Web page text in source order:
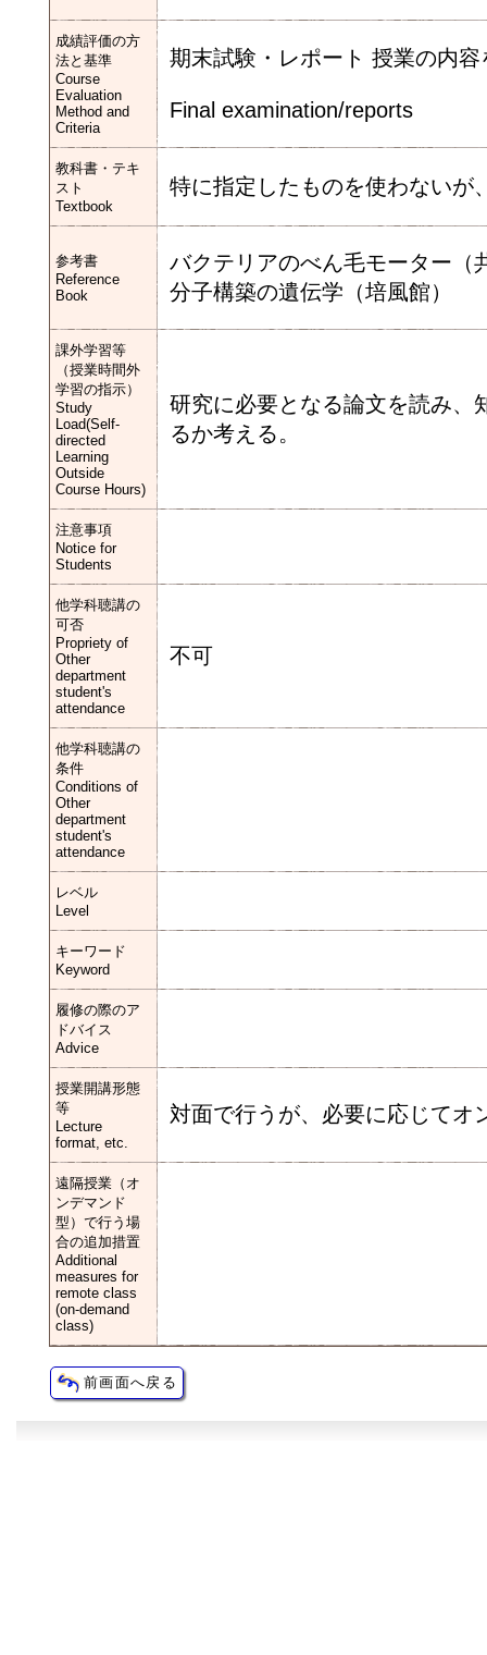
成績評価の方
法と基準
Course
Evaluation
Method and
Criteria
期末試験・レポート 授業の内
Final examination/reports
教科書・テキ
スト
Textbook
特に指定したものを使わないが
参考書
Reference
Book
バクテリアのべん毛モーター（
分子構築の遺伝学（培風館）
課外学習等
（授業時間外
学習の指示）
Study
Load(Self-
directed
Learning
Outside
Course Hours)
研究に必要となる論文を読み、
るか考える。
注意事項
Notice for
Students
他学科聴講の
可否
Propriety of
Other
department
student's
attendance
不可
他学科聴講の
条件
Conditions of
Other
department
student's
attendance
レベル
Level
キーワード
Keyword
履修の際のア
ドバイス
Advice
授業開講形態
等
Lecture
format, etc.
対面で行うが、必要に応じてオ
遠隔授業（オ
ンデマンド
型）で行う場
合の追加措置
Additional
measures for
remote class
(on-demand
class)